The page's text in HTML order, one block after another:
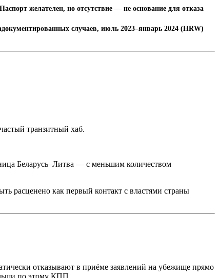
Паспорт желателен, но отсутствие — не основание для отказа
случаев, июль 2023–январь 2024 (HRW)
транзитный хаб.
Беларусь–Литва — с меньшим количеством
расценено как первый контакт с властями страны
отказывают в приёме заявлений на убежище прямо
по этому КПП.